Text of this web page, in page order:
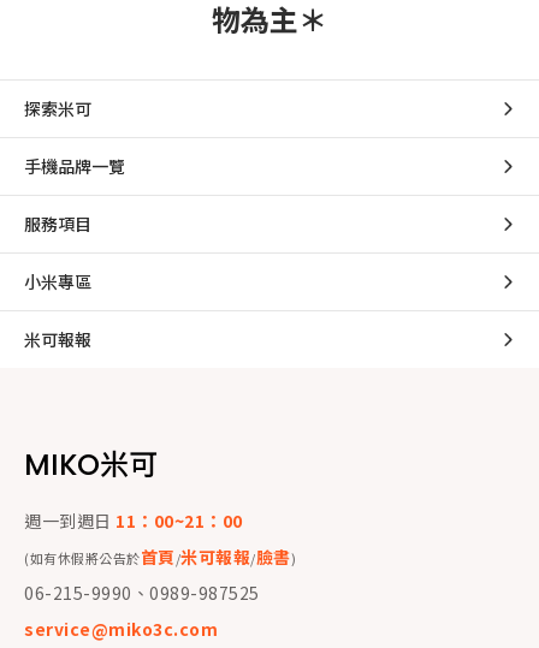
物為主＊
探索米可
手機品牌一覽
服務項目
小米專區
米可報報
MIKO米可
週一到週日 11：00~21：00
(如有休假將公告於首頁/米可報報/臉書)
06-215-9990、0989-987525
service@miko3c.com